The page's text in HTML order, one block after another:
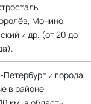
Монино,
и др. (от 20 до
и города,
в районе